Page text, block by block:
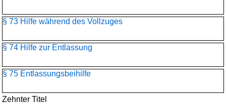
§ 73 Hilfe während des Vollzuges
§ 74 Hilfe zur Entlassung
§ 75 Entlassungsbeihilfe
Zehnter Titel